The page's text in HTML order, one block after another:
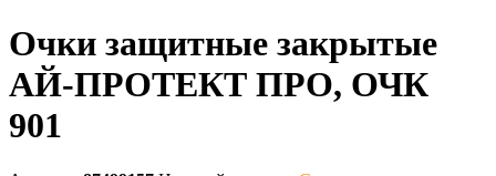
Очки защитные закрытые
АЙ-ПРОТЕКТ ПРО, ОЧК
901